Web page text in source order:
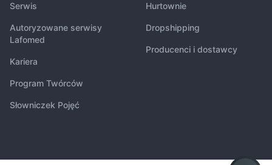
Serwis
Autoryzowane serwisy
Lafomed
Kariera
Program Twórców
Słowniczek Pojęć
Hurtownie
Dropshipping
Producenci i dostawcy